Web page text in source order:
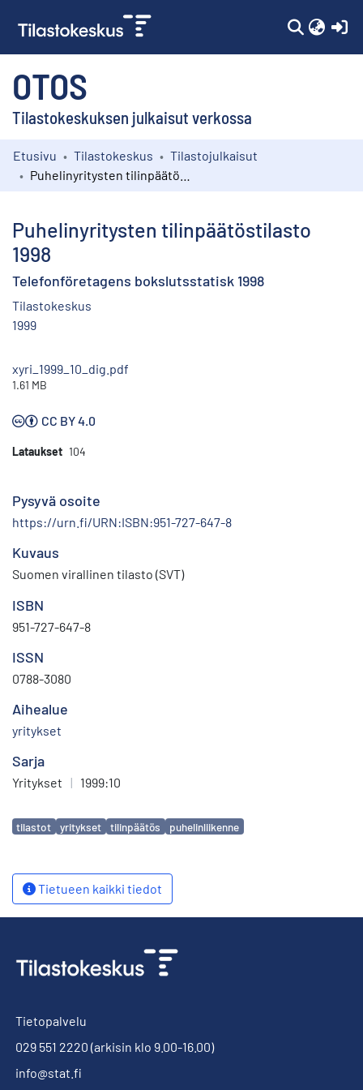
OTOS
Tilastokeskuksen julkaisut verkossa
Kokoelmat
Etusivu Tilastokeskus
Tilastojulkaisut
Puhelinyritysten tilinpäätöstilasto
1998
Telefonföretagens bokslutsstatisk 1998
Tilastokeskus
1999
xyri_1999_10_dig.pdf
1.61 MB
CC BY 4.0
Lataukset 104
Pysyvä osoite
https://urn.fi/URN:ISBN:951-727-647-8
Kuvaus
Suomen virallinen tilasto (SVT)
ISBN
951-727-647-8
ISSN
0788-3080
Aihealue
yritykset
Sarja
Yritykset | 1999:10
Avainsanat
tilastot yritykset tilinpäätös puhelinliikenne
Tietueen kaikki tiedot
Tietopalvelu
029 551 2220 (arkisin klo 9.00-16.00)
info@stat.fi